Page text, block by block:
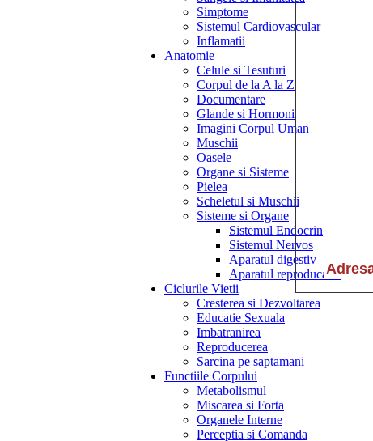
Simptome
Sistemul Cardiovascular
Inflamatii
Anatomie
Celule si Tesuturi
Corpul de la A la Z
Documentare
Glande si Hormoni
Imagini Corpul Uman
Muschii
Oasele
Organe si Sisteme
Pielea
Scheletul si Muschii
Sisteme si Organe
Sistemul Endocrin
Sistemul Nervos
Aparatul digestiv
Aparatul reproducator
Ciclurile Vietii
Cresterea si Dezvoltarea
Educatie Sexuala
Imbatranirea
Reproducerea
Sarcina pe saptamani
Functiile Corpului
Metabolismul
Miscarea si Forta
Organele Interne
Perceptia si Comanda